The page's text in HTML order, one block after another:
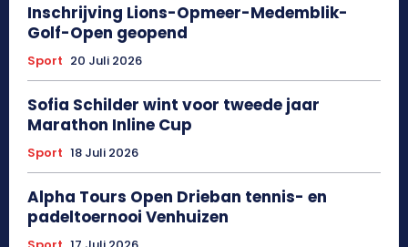
Inschrijving Lions-Opmeer-Medemblik-
Golf-Open geopend
Sport 20 Juli 2026
Sofia Schilder wint voor tweede jaar
Marathon Inline Cup
Sport 18 Juli 2026
Alpha Tours Open Drieban tennis- en
padeltoernooi Venhuizen